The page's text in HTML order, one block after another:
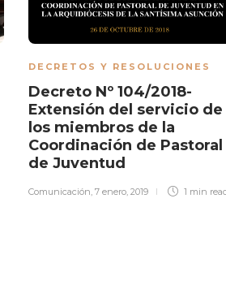
DECRETOS Y RESOLUCIONES
Decreto Nº 104/2018-
Extensión del servicio de
los miembros de la
Coordinación de Pastoral
de Juventud
Comunicación, 7 enero, 2019 1 min